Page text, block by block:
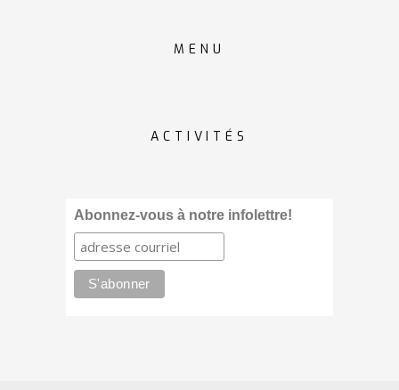
MENU
ACTIVITÉS
Abonnez-vous à notre infolettre!